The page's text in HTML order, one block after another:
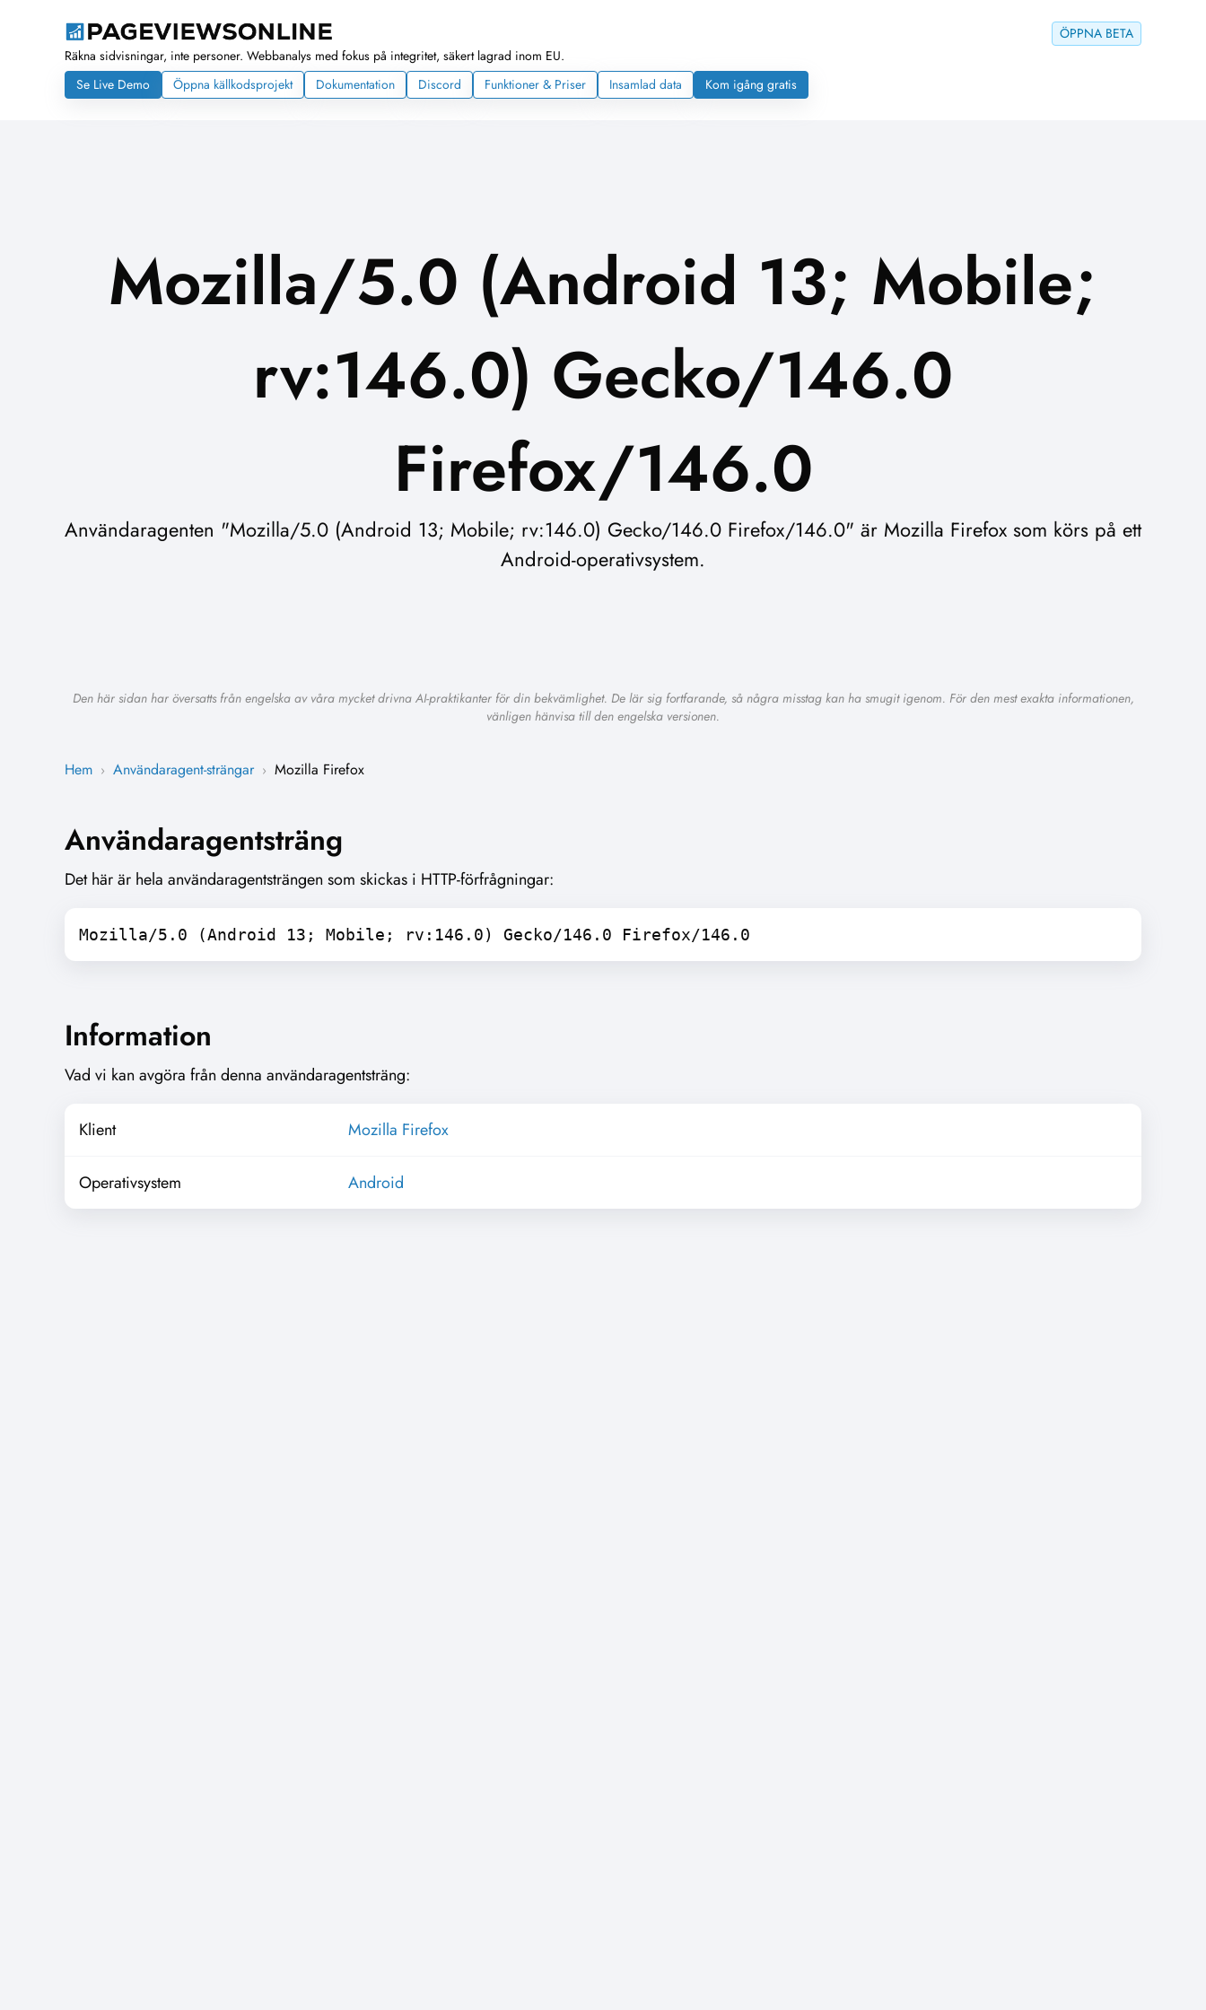
ÖPPNA BETA
Räkna sidvisningar, inte personer. Webbanalys med fokus på integritet, säkert lagrad inom EU.
Se Live Demo
Öppna källkodsprojekt Dokumentation Discord Funktioner & Priser Insamlad data Kom igång gratis
Mozilla/5.0 (Android 13; Mobile;
rv:146.0) Gecko/146.0
Firefox/146.0
Användaragenten "Mozilla/5.0 (Android 13; Mobile; rv:146.0) Gecko/146.0 Firefox/146.0" är Mozilla Firefox som körs på ett
Android-operativsystem.
Den här sidan har översatts från engelska av våra mycket drivna AI-praktikanter för din bekvämlighet. De lär sig fortfarande, så några misstag kan ha smugit igenom. För den mest exakta informationen,
vänligen hänvisa till den engelska versionen.
Hem › Användaragent-strängar › Mozilla Firefox
Användaragentsträng
Det här är hela användaragentsträngen som skickas i HTTP-förfrågningar:
Mozilla/5.0 (Android 13; Mobile; rv:146.0) Gecko/146.0 Firefox/146.0
Information
Vad vi kan avgöra från denna användaragentsträng:
Klient Mozilla Firefox
Operativsystem Android